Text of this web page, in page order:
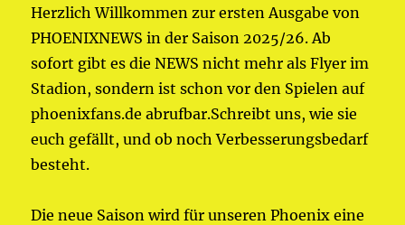
Herzlich Willkommen zur ersten Ausgabe von
PHOENIXNEWS in der Saison 2025/26. Ab
sofort gibt es die NEWS nicht mehr als Flyer im
Stadion, sondern ist schon vor den Spielen auf
phoenixfans.de abrufbar.Schreibt uns, wie sie
euch gefällt, und ob noch Verbesserungsbedarf
besteht.
Die neue Saison wird für unseren Phoenix eine